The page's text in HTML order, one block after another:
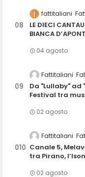
fattitaliani
LE DIECI
BIANCA
04 agosto
Fattitaliani
Da "Lullaby" ad
Festival tra
02 agosto
Fattitaliani
Canale 5,
tra Pirano,
02 agosto